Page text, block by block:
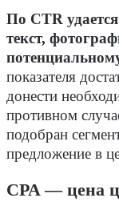
По CTR
текст,
показателя
донести
противном
подобран
предложение в
CPA — цена